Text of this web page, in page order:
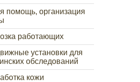
помощь, организация
работающих
установки для
обследований
кожи